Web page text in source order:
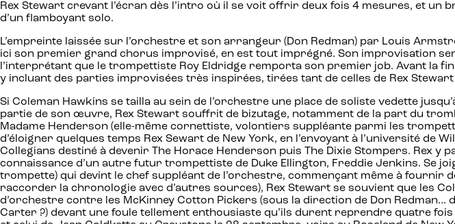
Rex Stewart crevant l’écran dès l’intro où il se voit offrir deux fois 4 mesures, et un
d’un flamboyant solo.
L’empreinte laissée sur l’orchestre et son arrangeur (Don Redman) par Louis
ici son premier grand chorus improvisé, en est tout imprégné. Son improvisation
l’interprétant que le trompettiste Roy Eldridge remporta son premier job. Avant la
y incluant des parties improvisées très inspirées, tirées tant de celles de Rex Stewart
Si Coleman Hawkins se tailla au sein de l’orchestre une place de soliste vedette
partie de son œuvre, Rex Stewart souffrit de bizutage, notamment de la part du
Madame Henderson (elle-même cornettiste, volontiers suppléante parmi les
d’éloigner quelques temps Rex Sewart de New York, en l’envoyant à l’université
Collegians destiné à devenir The Horace Henderson puis The Dixie Stompers. Rex y
connaissance d’un autre futur trompettiste de Duke Ellington, Freddie Jenkins. Se
trompette) qui devint le chef suppléant de l’orchestre, commençant même à fournir
raccorder la chronologie avec d’autres sources), Rex Stewart se souvient que les
d’orchestre contre les McKinney Cotton Pickers (sous la direction de Don Redman…
Carter ?) devant une foule tellement enthousiaste qu’ils durent reprendre quatre fois